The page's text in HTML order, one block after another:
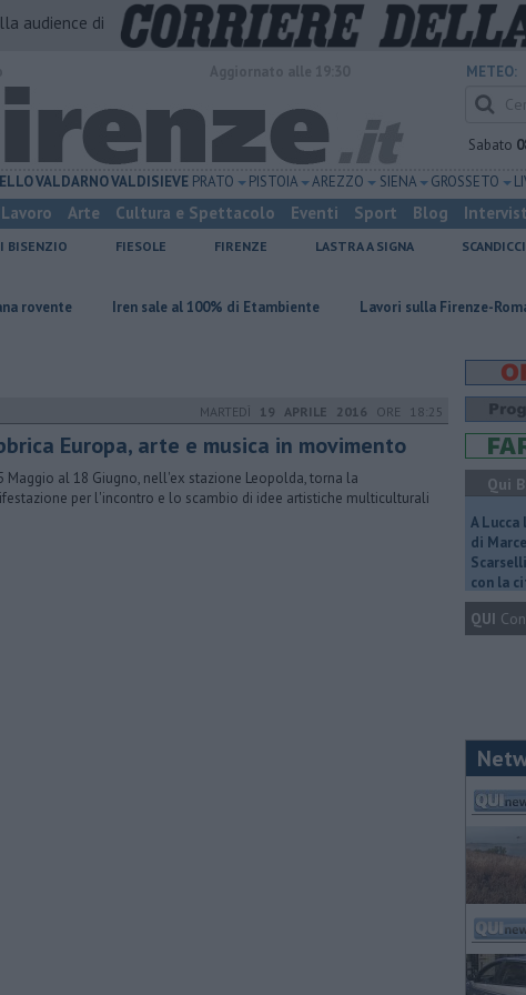
audience di
METEO:
Sabato
VALDARNOVALDISIEVE PRATO PISTOIA AREZZO SIENA GROSSETO
Lavoro Arte Cultura e Spettacolo Eventi Sport Blog
BISENZIO FIESOLE FIRENZE LASTRA A SIGNA SCANDICCI
Iren sale al 100% di Etambiente Lavori sulla Firenze-Roma, i treni
MARTEDÌ 19 APRILE 2016 ORE 18:25
Europa, arte e musica in movimento
Maggio al 18 Giugno, nell'ex stazione Leopolda, torna la
per l'incontro e lo scambio di idee artistiche multiculturali
Qui
A
di
con la
QUI